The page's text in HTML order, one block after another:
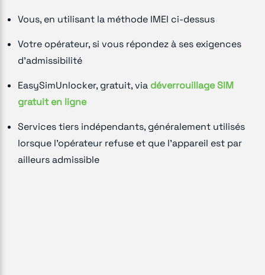
Vous, en utilisant la méthode IMEI ci-dessus
Votre opérateur, si vous répondez à ses exigences
d'admissibilité
EasySimUnlocker, gratuit, via déverrouillage SIM
gratuit en ligne
Services tiers indépendants, généralement utilisés
lorsque l'opérateur refuse et que l'appareil est par
ailleurs admissible